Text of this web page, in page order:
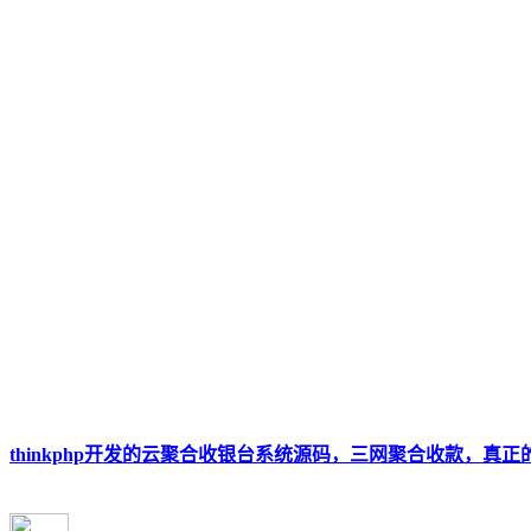
thinkphp开发的云聚合收银台系统源码，三网聚合收款，真正